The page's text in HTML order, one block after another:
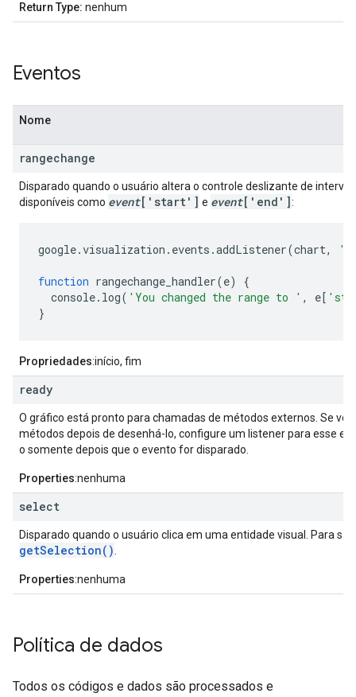
Return Type: nenhum
Eventos
Nome
rangechange
Disparado quando o usuário altera o controle deslizante de
disponíveis como event['start'] e event['end']:
google.visualization . events .addListener(chart,
function rangechange_handler(e)
{
console. log( 'You changed the range to ' , e[
}
Propriedades:início, fim
ready
O gráfico está pronto para chamadas de métodos externos. Se
métodos depois de desenhá-lo, configure um listener para esse
o somente depois que o evento for disparado.
Properties:nenhuma
select
Disparado quando o usuário clica em uma entidade visual. Para
getSelection()
Properties:nenhuma
Política de dados
Todos os códigos e dados são processados e